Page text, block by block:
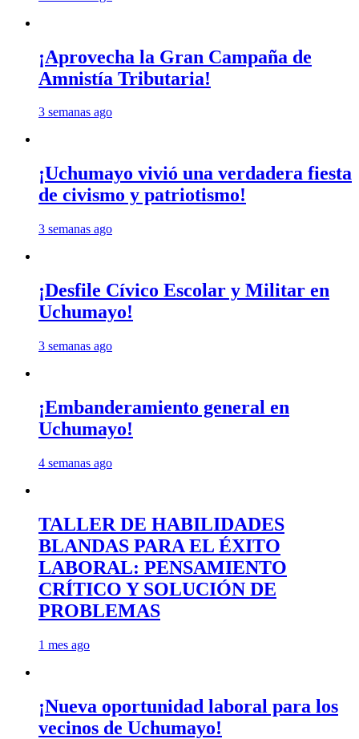
¡Aprovecha la Gran Campaña de
Amnistía Tributaria!
3 semanas ago
¡Uchumayo vivió una verdadera fiesta
de civismo y patriotismo!
3 semanas ago
¡Desfile Cívico Escolar y Militar en
Uchumayo!
3 semanas ago
¡Embanderamiento general en
Uchumayo!
4 semanas ago
TALLER DE HABILIDADES
BLANDAS PARA EL ÉXITO
LABORAL: PENSAMIENTO
CRÍTICO Y SOLUCIÓN DE
PROBLEMAS
1 mes ago
¡Nueva oportunidad laboral para los
vecinos de Uchumayo!